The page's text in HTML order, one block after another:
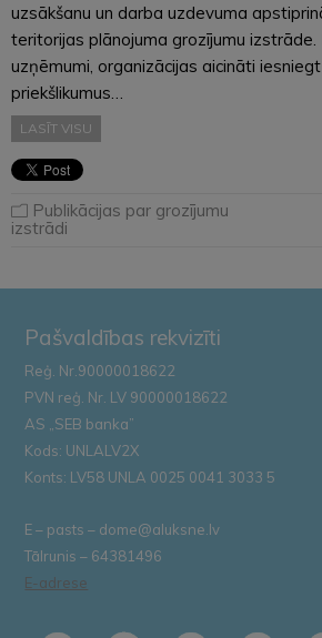
uzsākšanu un darba uzdevuma
teritorijas plānojuma grozījumu izstrāde.
uzņēmumi, organizācijas aicināti
priekšlikumus…
LASĪT VISU
Publikācijas par grozījumu
izstrādi
Pašvaldības rekvizīti
Reģ. Nr.90000018622
PVN reģ. Nr. LV 90000018622
AS „SEB banka”
Kods: UNLALV2X
Konts: LV58 UNLA 0025 0041 3033 5
E – pasts – dome@aluksne.lv
Tālrunis – 64381496
E-adrese